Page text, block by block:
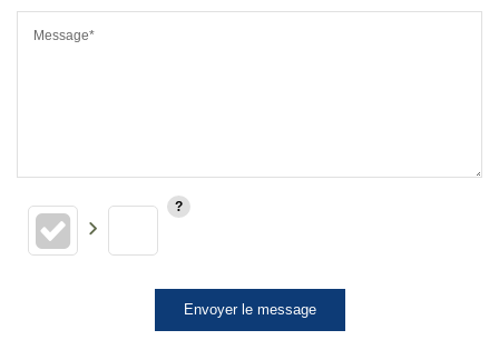
Message*
Envoyer le message